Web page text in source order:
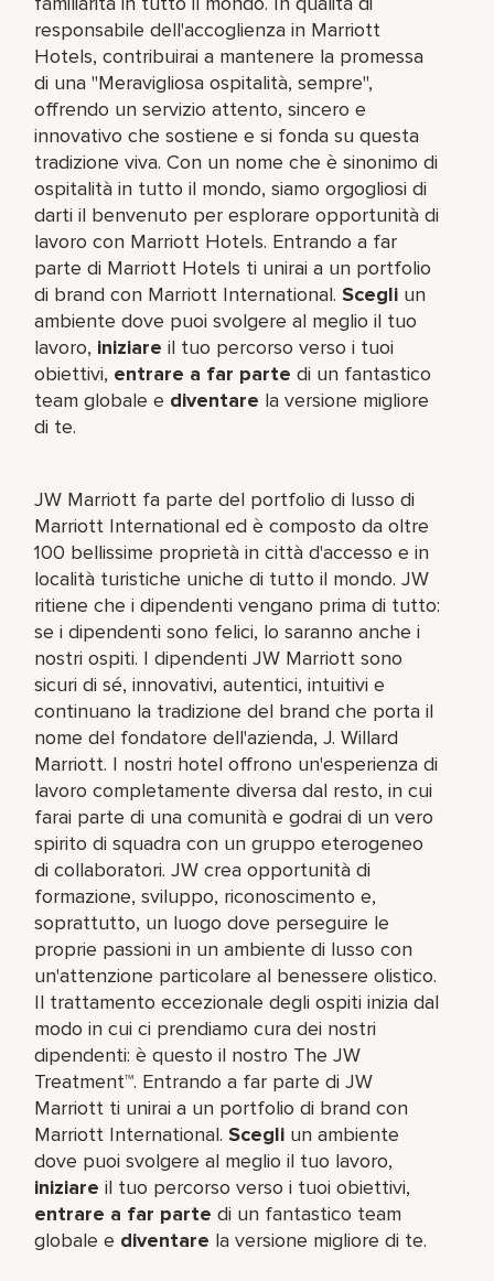
responsabile dell'accoglienza in Marriott
Hotels, contribuirai a mantenere la promessa
di una "Meravigliosa ospitalità, sempre",
offrendo un servizio attento, sincero e
innovativo che sostiene e si fonda su questa
tradizione viva. Con un nome che è sinonimo di
ospitalità in tutto il mondo, siamo orgogliosi di
darti il benvenuto per esplorare opportunità di
lavoro con Marriott Hotels. Entrando a far
parte di Marriott Hotels ti unirai a un portfolio
di brand con Marriott International.Scegli un
ambiente dove puoi svolgere al meglio il tuo
lavoro,​ iniziare il tuo percorso verso i tuoi
obiettivi, entrare a far parte di un fantastico
team​ globale e diventare la versione migliore
di te.
JW Marriott fa parte del portfolio di lusso di
Marriott International ed è composto da oltre
100 bellissime proprietà in città d'accesso e in
località turistiche uniche di tutto il mondo. JW
ritiene che i dipendenti vengano prima di tutto:
se i dipendenti sono felici, lo saranno anche i
nostri ospiti. I dipendenti JW Marriott sono
sicuri di sé, innovativi, autentici, intuitivi e
continuano la tradizione del brand che porta il
nome del fondatore dell'azienda, J. Willard
Marriott. I nostri hotel offrono un'esperienza di
lavoro completamente diversa dal resto, in cui
farai parte di una comunità e godrai di un vero
spirito di squadra con un gruppo eterogeneo
di collaboratori. JW crea opportunità di
formazione, sviluppo, riconoscimento e,
soprattutto, un luogo dove perseguire le
proprie passioni in un ambiente di lusso con
un'attenzione particolare al benessere olistico.
Il trattamento eccezionale degli ospiti inizia dal
modo in cui ci prendiamo cura dei nostri
dipendenti: è questo il nostro The JW
Treatment™. Entrando a far parte di JW
Marriott ti unirai a un portfolio di brand con
Marriott International.Scegli un ambiente
dove puoi svolgere al meglio il tuo lavoro,​
iniziare il tuo percorso verso i tuoi obiettivi,
entrare a far parte di un fantastico team​
globale e diventare la versione migliore di te.